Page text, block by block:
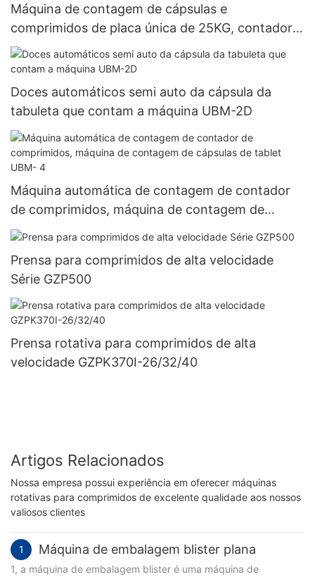
Máquina de contagem de cápsulas e
comprimidos de placa única de 25KG, contador
de comprimidos
Doces automáticos semi auto da cápsula da
tabuleta que contam a máquina UBM-2D
Máquina automática de contagem de contador
de comprimidos, máquina de contagem de
cápsulas de tablet UBM- 4
Prensa para comprimidos de alta velocidade
Série GZP500
Prensa rotativa para comprimidos de alta
velocidade GZPK370I-26/32/40
Artigos Relacionados
Nossa empresa possui experiência em oferecer máquinas
rotativas para comprimidos de excelente qualidade aos nossos
valiosos clientes
1 Máquina de embalagem blister plana
1, a máquina de embalagem blister é uma máquina de